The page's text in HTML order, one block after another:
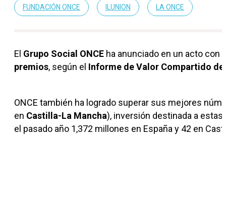
FUNDACIÓN ONCE ILUNION LA ONCE
El Grupo Social ONCE ha anunciado en un acto con
premios, según el Informe de Valor Compartido
ONCE también ha logrado superar sus mejores
en Castilla-La Mancha), inversión destinada a
el pasado año 1,372 millones en España y 42 en